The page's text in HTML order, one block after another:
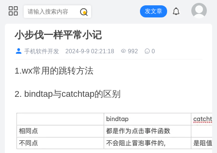
发文章
小步伐一样平常小记
手机软件开发 2024-9-9 02:21:18 992 0
1.wx常用的跳转方法
2. bindtap与catchtap的区别